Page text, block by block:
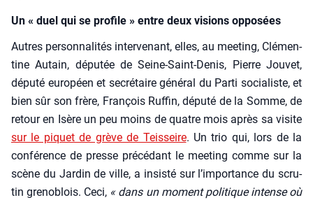
Un « duel qui se profile » entre deux visions opposées
Autres per­son­na­li­tés inter­ve­nant, elles, au mee­ting, Clé­men­
tine Autain, dépu­tée de Seine-Saint-Denis, Pierre Jou­vet,
dépu­té euro­péen et secré­taire géné­ral du Par­ti socia­liste, et
bien sûr son frère, Fran­çois Ruf­fin, dépu­té de la Somme, de
retour en Isère un peu moins de quatre mois après sa visite
sur le piquet de grève de Teis­seire. Un trio qui, lors de la
confé­rence de presse pré­cé­dant le mee­ting comme sur la
scène du Jar­din de ville, a insis­té sur l’im­por­tance du scru­
tin gre­no­blois. Ceci, « dans un moment poli­tique intense où